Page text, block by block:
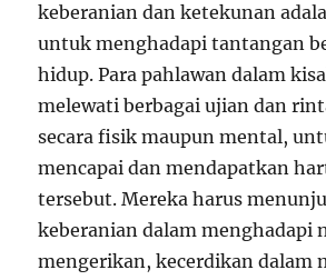
keberanian dan ketekunan
untuk menghadapi tantangan
hidup. Para pahlawan dalam
melewati berbagai ujian dan
secara fisik maupun mental,
mencapai dan mendapatkan
tersebut. Mereka harus
keberanian dalam menghadapi
mengerikan, kecerdikan dalam